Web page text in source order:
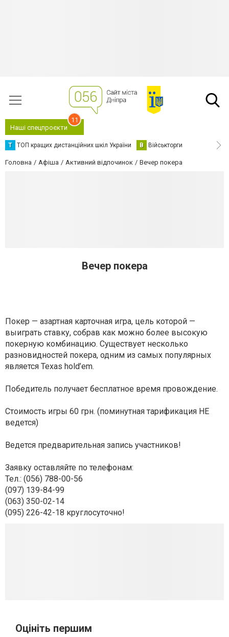
Наші спецпроєкти
11
Т ТОП кращих дистанційних шкіл України В Військторги
Головна Афіша Активний відпочинок Вечер покера
Вечер покера
Покер — азартная карточная игра, цель которой —
выиграть ставку, собрав как можно более высокую
покерную комбинацию. Существует несколько
разновидностей покера, одним из самых популярных
является Texas hold’em.
Победитель получает бесплатное время провождение.
Стоимость игры 60 грн. (поминутная тарификация НЕ
ведется)
Ведется предварительная запись участников!
Заявку оставляйте по телефонам:
Тел.: (056) 788-00-56
(097) 139-84-99
(063) 350-02-14
(095) 226-42-18 круглосуточно!
Оцініть першим